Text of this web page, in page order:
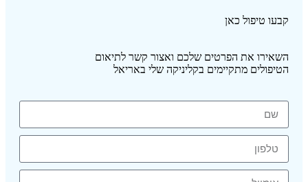
קבעו טיפול כאן
השאירו את הפרטים שלכם ואצור קשר לתיאום
הטיפולים מתקיימים בקליניקה שלי באריאל